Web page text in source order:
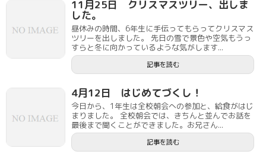
11月25日 クリスマスツリー、出しま
した。
昼休みの時間、6年生に手伝ってもらってクリスマス
ツリーを出しました。 先日の雪で景色や空気もうっ
すらと冬に向かっているような気がします...
記事を読む
4月12日 はじめてづくし！
今日から、1年生は全校朝会への参加と、給食がはじ
まりました。 全校朝会では、きちんと並んでお話を
最後まで聞くことができました。お兄さん...
記事を読む